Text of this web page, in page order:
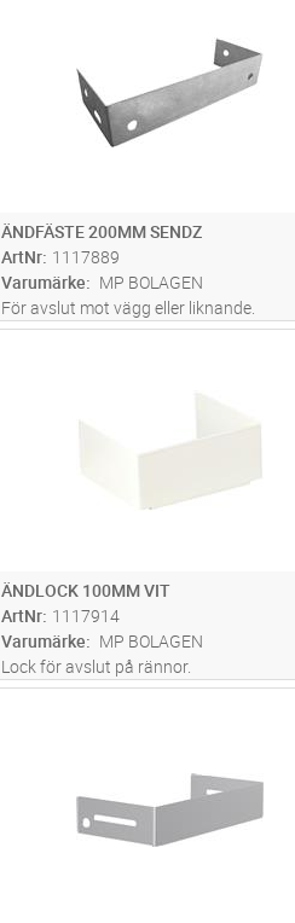
ÄNDFÄSTE 200MM SENDZ
ArtNr 1117889
Varumärke
MP BOLAGEN
För avslut mot vägg eller liknande.
ÄNDLOCK 100MM VIT
ArtNr 1117914
Varumärke
MP BOLAGEN
Lock för avslut på rännor.